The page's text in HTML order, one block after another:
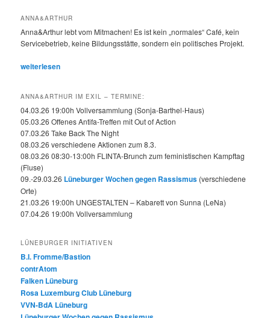
ANNA&ARTHUR
Anna&Arthur lebt vom Mitmachen! Es ist kein „normales“ Café, kein
Servicebetrieb, keine Bildungsstätte, sondern ein politisches Projekt.
weiterlesen
ANNA&ARTHUR IM EXIL – TERMINE:
04.03.26 19:00h Vollversammlung (Sonja-Barthel-Haus)
05.03.26 Offenes Antifa-Treffen mit Out of Action
07.03.26 Take Back The Night
08.03.26 verschiedene Aktionen zum 8.3.
08.03.26 08:30-13:00h FLINTA-Brunch zum feministischen Kampftag
(Fluse)
09.-29.03.26 Lüneburger Wochen gegen Rassismus (verschiedene
Orte)
21.03.26 19:00h UNGESTALTEN – Kabarett von Sunna (LeNa)
07.04.26 19:00h Vollversammlung
LÜNEBURGER INITIATIVEN
B.I. Fromme/Bastion
contrAtom
Falken Lüneburg
Rosa Luxemburg Club Lüneburg
VVN-BdA Lüneburg